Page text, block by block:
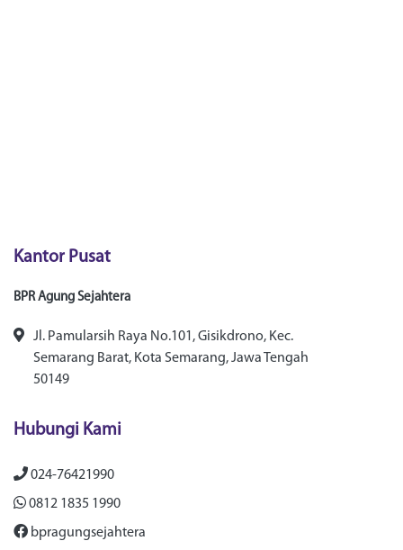
Kantor Pusat
BPR Agung Sejahtera
Jl. Pamularsih Raya No.101, Gisikdrono, Kec.
Semarang Barat, Kota Semarang, Jawa Tengah
50149
Hubungi Kami
024-76421990
0812 1835 1990
bpragungsejahtera